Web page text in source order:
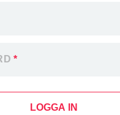
*
LOGGA IN